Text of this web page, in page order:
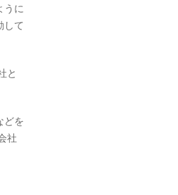
うに
して
と
どを
社